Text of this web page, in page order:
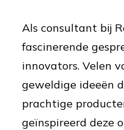
Als consultant bij
fascinerende
innovators. Velen
geweldige ideeën
prachtige
geïnspireerd deze